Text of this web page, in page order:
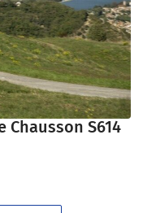
Chausson S614